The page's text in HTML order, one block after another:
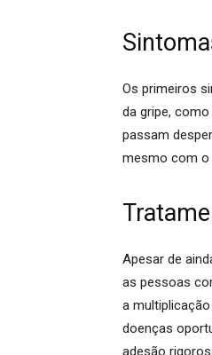
Os primeiros
da gripe,
passam
mesmo com o
Apesar de
as pessoas
a
doenças
adesão